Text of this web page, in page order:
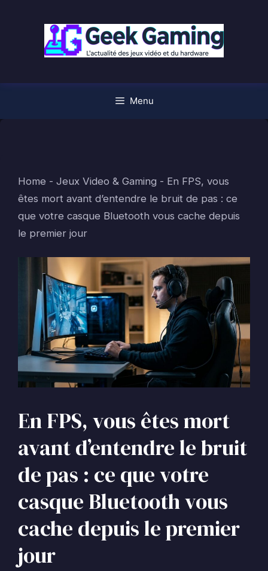
Menu
Home - Jeux Video & Gaming - En FPS, vous
êtes mort avant d’entendre le bruit de pas : ce
que votre casque Bluetooth vous cache depuis
le premier jour
En FPS, vous êtes mort
avant d’entendre le bruit
de pas : ce que votre
casque Bluetooth vous
cache depuis le premier
jour